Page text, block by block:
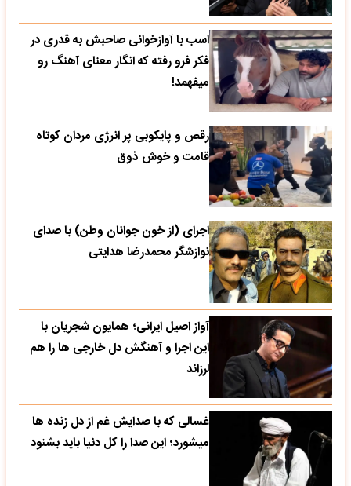
اسب با آوازخوانی صاحبش به قدری در
فکر فرو رفته که انگار معنای آهنگ رو
میفهمد!
رقص و پایکوبی پر انرژی مردان کوتاه
قامت و خوش ذوق
اجرای (از خون جوانان وطن) با صدای
نوازشگر محمدرضا هدایتی
آواز اصیل ایرانی؛ همایون شجریان با
این اجرا و آهنگش دل خارجی ها را هم
لرزاند
غسالی که با صدایش غم از دل زنده ها
میشورد؛ این صدا را کل دنیا باید بشنود